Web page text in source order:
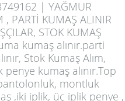
| YAĞMUR
, PARTİ KUMAŞ ALINIR
STOK KUMAŞ
kumaş alınır.parti
Stok Kumaş Alım,
penye kumaş alınır.Top
montluk
,iki iplik, üç iplik penye ,